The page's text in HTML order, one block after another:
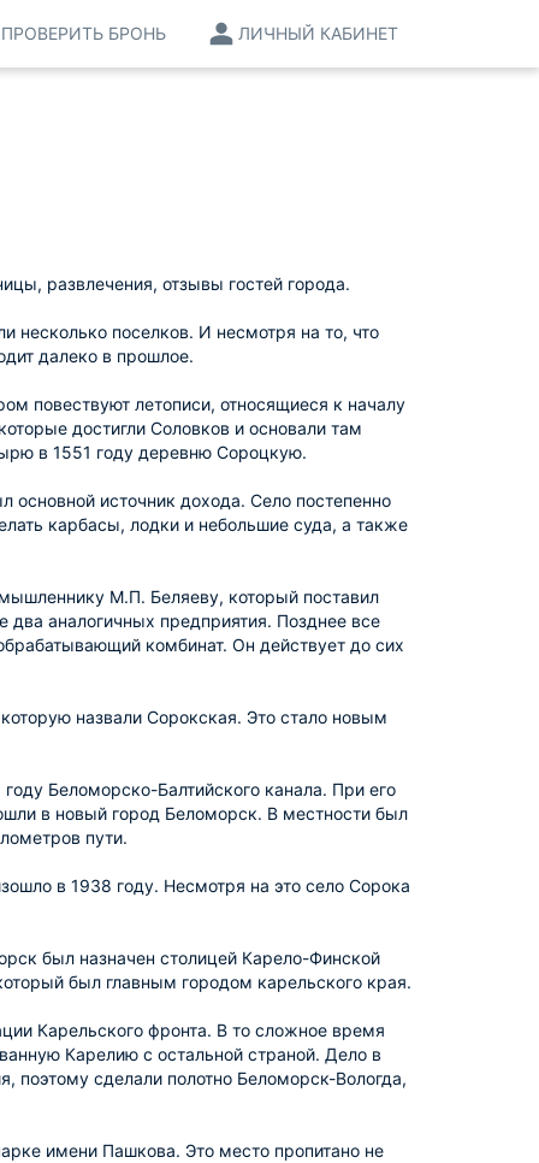
ЛИЧНЫЙ КАБИНЕТ
ПРОВЕРИТЬ БРОНЬ
развлечения, отзывы гостей города.
несколько поселков. И несмотря на то, что
далеко в прошлое.
повествуют летописи, относящиеся к началу
достигли Соловков и основали там
в 1551 году деревню Сороцкую.
основной источник дохода. Село постепенно
карбасы, лодки и небольшие суда, а также
М.П. Беляеву, который поставил
аналогичных предприятия. Позднее все
комбинат. Он действует до сих
назвали Сорокская. Это стало новым
Беломорско-Балтийского канала. При его
в новый город Беломорск. В местности был
пути.
в 1938 году. Несмотря на это село Сорока
был назначен столицей Карело-Финской
был главным городом карельского края.
Карельского фронта. В то сложное время
Карелию с остальной страной. Дело в
сделали полотно Беломорск-Вологда,
имени Пашкова. Это место пропитано не